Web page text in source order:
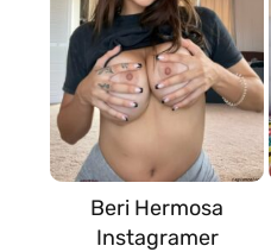
Beri Hermosa
Instagramer